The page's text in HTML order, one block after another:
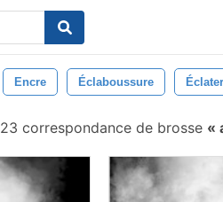
Encre Éclaboussure Éclater
23 correspondance de brosse